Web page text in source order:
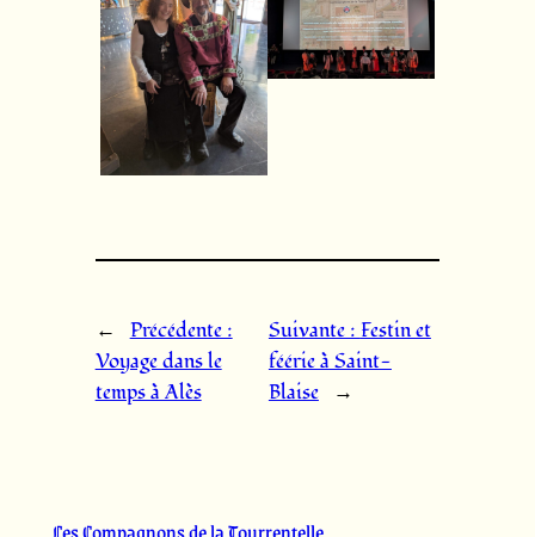
←
Précédente :
Voyage dans le
temps à Alès
Suivante : Festin et
féérie à Saint-
Blaise
→